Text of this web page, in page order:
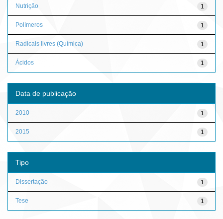
1
Nutrição
1
Polímeros
1
Radicais livres (Química)
1
Ácidos
Data de publicação
1
2010
1
2015
Tipo
1
Dissertação
1
Tese